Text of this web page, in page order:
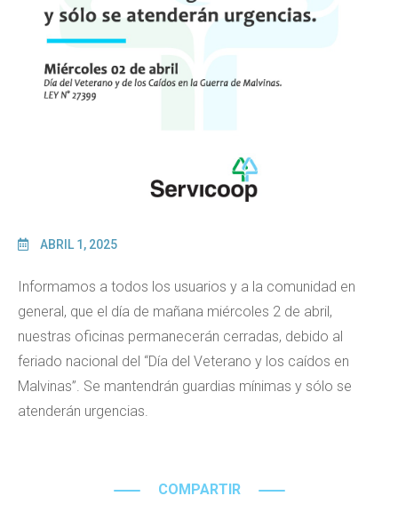
ABRIL 1, 2025
Informamos a todos los usuarios y a la comunidad en
general, que el día de mañana miércoles 2 de abril,
nuestras oficinas permanecerán cerradas, debido al
feriado nacional del “Día del Veterano y los caídos en
Malvinas”. Se mantendrán guardias mínimas y sólo se
atenderán urgencias.
COMPARTIR